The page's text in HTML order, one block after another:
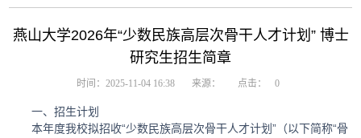
燕山大学2026年“少数民族高层次骨干人才计划” 博士
研究生招生简章
时间：2025-11-04 16:38 来源： 点击： 0
一、招生计划
本年度我校拟招收“少数民族高层次骨干人才计划”（以下简称“骨